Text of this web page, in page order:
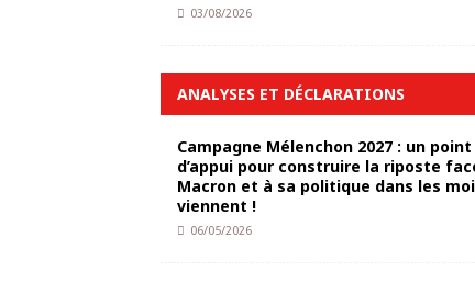
03/08/2026
ANALYSES ET DÉCLARATIONS
Campagne Mélenchon 2027 : un point
d’appui pour construire la riposte
Macron et à sa politique dans les
viennent !
06/05/2026